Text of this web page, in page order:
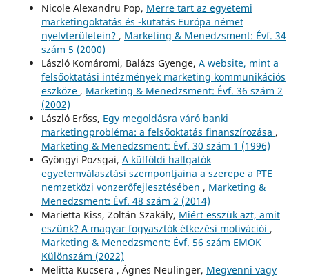
Nicole Alexandru Pop, Merre tart az egyetemi
marketingoktatás és -kutatás Európa német
nyelvterületein? , Marketing & Menedzsment: Évf. 34
szám 5 (2000)
László Komáromi, Balázs Gyenge, A website, mint a
felsőoktatási intézmények marketing kommunikációs
eszköze , Marketing & Menedzsment: Évf. 36 szám 2
(2002)
László Erőss, Egy megoldásra váró banki
marketingprobléma: a felsőoktatás finanszírozása ,
Marketing & Menedzsment: Évf. 30 szám 1 (1996)
Gyöngyi Pozsgai, A külföldi hallgatók
egyetemválasztási szempontjaina a szerepe a PTE
nemzetközi vonzerőfejlesztésében , Marketing &
Menedzsment: Évf. 48 szám 2 (2014)
Marietta Kiss, Zoltán Szakály, Miért esszük azt, amit
eszünk? A magyar fogyasztók étkezési motivációi ,
Marketing & Menedzsment: Évf. 56 szám EMOK
Különszám (2022)
Melitta Kucsera , Ágnes Neulinger, Megvenni vagy